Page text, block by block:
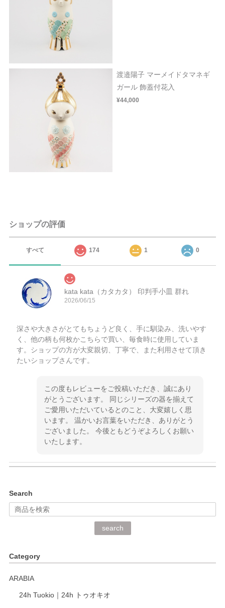
渡邉陽子 マーメイドタマネギ
ガール 飾蓋付花入
¥44,000
ショップの評価
すべて 174 1 0
kata kata（カタカタ） 印判手小皿 群れ
2026/06/15
深さや大きさがとてもちょうど良く、手に馴染み、洗いやす
く、他の柄も何枚かこちらで買い、毎食時に使用していま
す。ショップの方が大変親切、丁寧で、また利用させて頂き
たいショップさんです。
この度もレビューをご投稿いただき、誠にあり
がとうございます。 同じシリーズの器を揃えて
ご愛用いただいているとのこと、大変嬉しく思
います。 温かいお言葉をいただき、ありがとう
ございました。 今後ともどうぞよろしくお願い
いたします。
深さや大きさがとてもちょうど良く、手に馴染み、洗いやす
く、他の柄も何枚かこちらで買い、毎食時に使用していま
く交換して下さいました。
がとうございます。 同じシリーズの器を揃えて
Search
search
Category
ARABIA
24h Tuokio｜24h トゥオキオ